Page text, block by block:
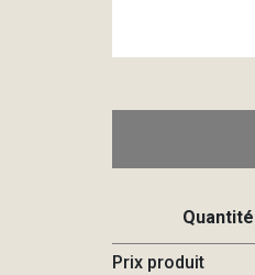
Quantité
Prix produit